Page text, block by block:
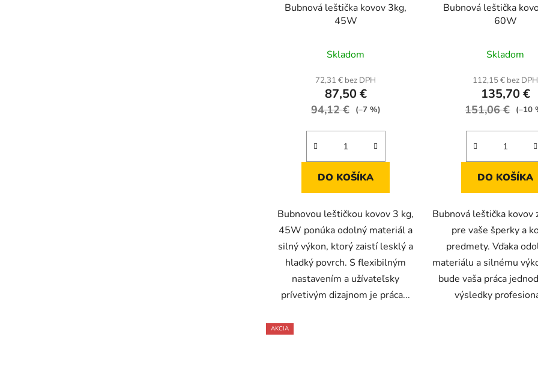
Bubnová leštička kovov 3kg,
45W
hodnotenie
produktu
je
4,7
5
Skladom
72,31 € bez DPH
87,50 €
94,12 € (–7 %)
DO KOŠÍKA
Bubnovou leštičkou kovov 3 kg,
45W ponúka odolný materiál a
silný výkon, ktorý zaistí lesklý a
hladký povrch. S flexibilným
nastavením a užívateľsky
prívetivým dizajnom je práca...
Bubnová leštička
60W
produktu
je
5,0
5
Skladom
112,15 € bez DPH
135,70 €
151,06 € (–10
DO KOŠÍKA
Bubnová leštička kovov
pre vaše šperky a
predmety. Vďaka
materiálu a silnému
bude vaša práca
výsledky
AKCIA